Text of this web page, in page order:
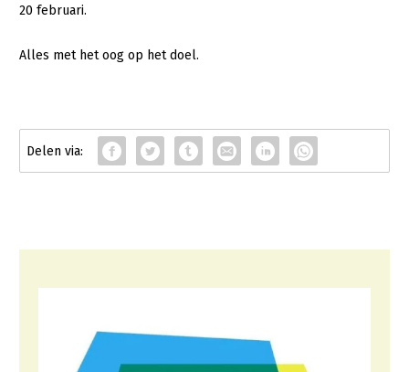
Paardenhouderij
Varkenshouderij
Akkerbouw
Biologische Landbouw
Bomen, vaste planten en zomerbloemen
20 februari.
Alles met het oog op het doel.